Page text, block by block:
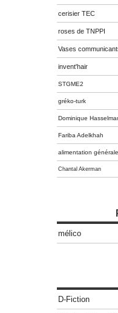
cerisier TEC
roses de TNPPI
Vases
invent'hair
STGME2
gréko-turk
Dominique
Fariba Adelkhah
alimentation générale
Chantal Akerman
mélico
D-Fiction